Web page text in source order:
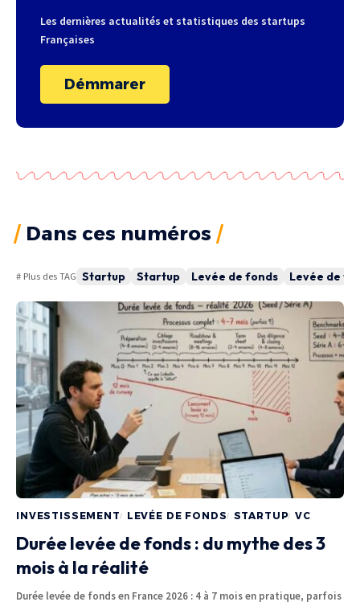
Les dernières actualités et statistiques des startups
Françaises
Démmarer
Dans ces numéros
# Plus des TAG Startup Startup Levée de fonds Levée de
INVESTISSEMENT LEVÉE DE FONDS STARTUP VC
Durée levée de fonds : du mythe des 3
mois à la réalité
Durée levée de fonds en France 2026 : 4 à 7 mois en pratique, parfois